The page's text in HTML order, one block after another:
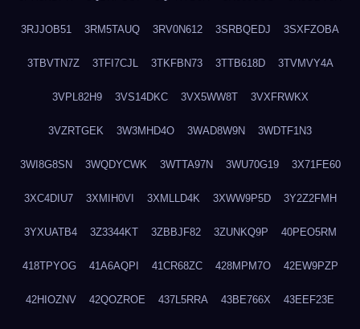
3RJJOB51 3RM5TAUQ 3RV0N612 3SRBQEDJ 3SXFZOBA
3TBVTN7Z 3TFI7CJL 3TKFBN73 3TTB618D 3TVMVY4A
3VPL82H9 3VS14DKC 3VX5WW8T 3VXFRWKX
3VZRTGEK 3W3MHD4O 3WAD8W9N 3WDTF1N3
3WI8G8SN 3WQDYCWK 3WTTA97N 3WU70G19 3X71FE60
3XC4DIU7 3XMIH0VI 3XMLLD4K 3XWW9P5D 3Y2Z2FMH
3YXUATB4 3Z3344KT 3ZBBJF82 3ZUNKQ9P 40PEO5RM
418TPYOG 41A6AQPI 41CR68ZC 428MPM7O 42EW9PZP
42HIOZNV 42QOZROE 437L5RRA 43BE766X 43EEF23E